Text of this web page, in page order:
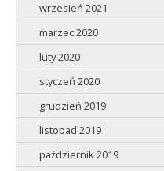
wrzesień 2021
marzec 2020
luty 2020
styczeń 2020
grudzień 2019
listopad 2019
październik 2019